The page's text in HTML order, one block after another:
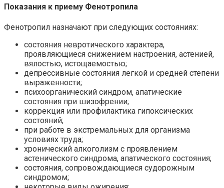
Показания к приему Фенотропила
Фенотропил назначают при следующих состояниях:
состояния невротического характера,
проявляющиеся снижением настроения, астенией,
вялостью, истощаемостью;
депрессивные состояния легкой и средней степени
выраженности;
психоорганический синдром, апатические
состояния при шизофрении;
коррекция или профилактика гипоксических
состояний;
при работе в экстремальных для организма
условиях труда;
хронический алкоголизм с проявлением
астенического синдрома, апатического состояния;
состояния, сопровождающиеся судорожным
синдромом;